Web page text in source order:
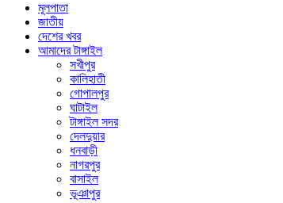
মূলপাতা
জাতীয়
দেশের খবর
আমাদের টাঙ্গাইল
সখীপুর
কালিহাতী
গোপালপুর
ঘাটাইল
টাঙ্গাইল সদর
দেলদুয়ার
ধনবাড়ী
নাগরপুর
বাসাইল
ভূঞাপুর